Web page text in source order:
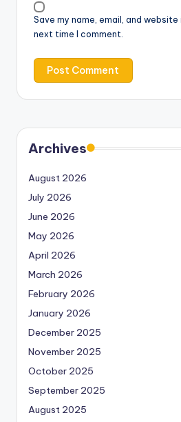
Save my name, email, and
next time I comment.
Archives
August 2026
July 2026
June 2026
May 2026
April 2026
March 2026
February 2026
January 2026
December 2025
November 2025
October 2025
September 2025
August 2025